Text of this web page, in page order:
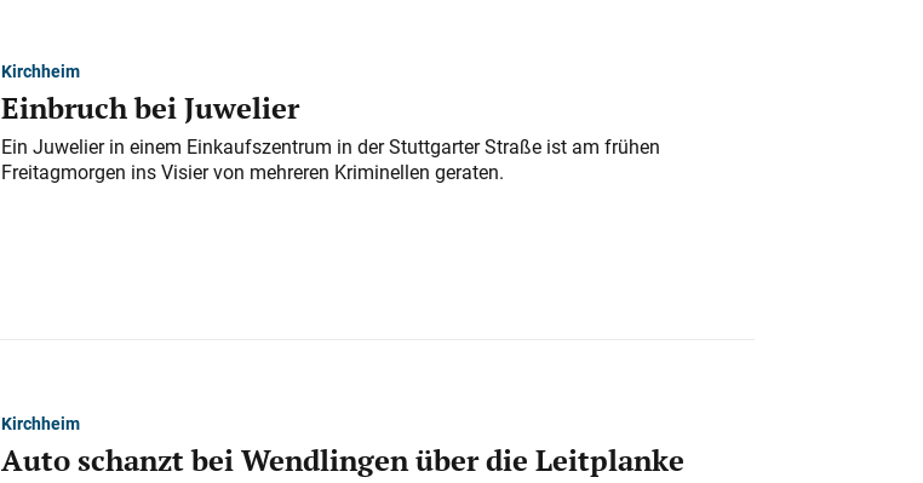
Kirchheim
Einbruch bei Juwelier
Ein Juwelier in einem Einkaufszentrum in der Stuttgarter Straße ist am frühen
Freitagmorgen ins Visier von mehreren Kriminellen geraten.
Kirchheim
Auto schanzt bei Wendlingen über die Leitplanke